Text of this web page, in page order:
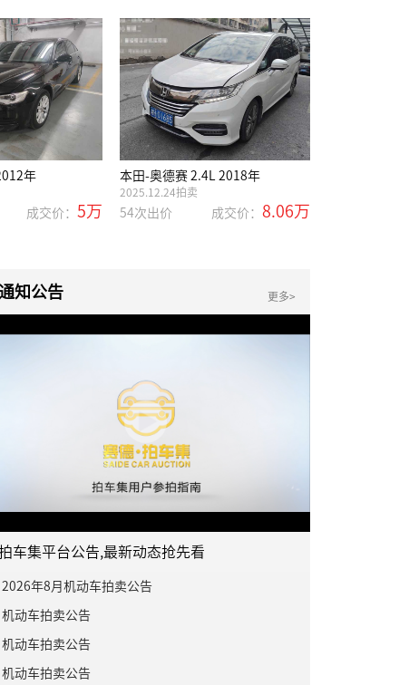
年
成交价： 5万
本田-奥德赛 2.4L 2018年
2025.12.24拍卖
54次出价 成交价： 8.06万
知公告 更多>
Play
Video
车集平台公告,最新动态抢先看
2026年8月机动车拍卖公告
机动车拍卖公告
机动车拍卖公告
机动车拍卖公告